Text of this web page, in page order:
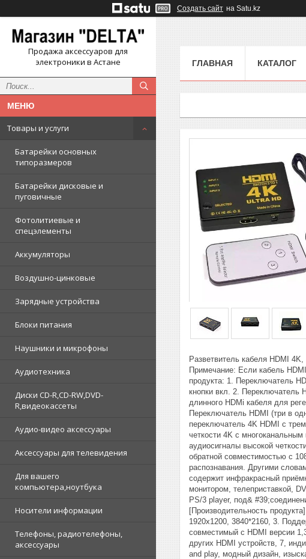
Создать сайт на Satu.kz
Продажа аксессуаров для
электроники в Астане
Товары и услуги
Батарейки основных
типоразмеров
Батарейки дисковые и
пуговичные
Фотолитиевые и
спецэлементы
Аккумуляторы
Воздушно-цинковые
Зарядные устройства
Блоки питания
Наушники и микрофоны
Аудиотехника
Диски CD-R,CD-RW,DVD-
R,видеокассеты
Аудио-видео аксессуары
Аксессуары для телевидения
Для вашего
компьютера,ноутбука
Носители информации
Телефоны, радиотелефоны,
аксессуары
ГЛАВНАЯ КАТАЛОГ
Разветвитель кабеля HDMI
Примечание: Если кабель
продукта: 1. Переключатель
кнопки вкл. 2. Переключатель
длинного HDMi кабеля для
Переключатель HDMI (три в
переключатель 4K HDMI с
четкости 4K с
аудиосигналы высокой
обратной совместимостью с
распознавания. Другими
содержит инфракрасный
монитором, телеприставкой,
PS/3 player, под&
[Производительность
1920x1200, 3840*2160, 3.
совместимый с HDMI версии
других HDMI устройств, 7,
and play, модный дизайн,